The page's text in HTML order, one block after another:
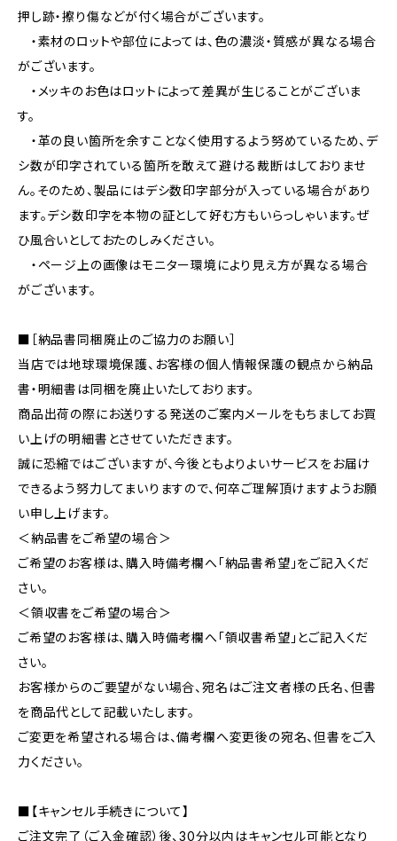
押し跡・擦り傷などが付く場合がございます。
・素材のロットや部位によっては、色の濃淡・質感が異なる場合
がございます。
・メッキのお色はロットによって差異が生じることがございま
す。
・革の良い箇所を余すことなく使用するよう努めているため、デ
シ数が印字されている箇所を敢えて避ける裁断はしておりませ
ん。そのため、製品にはデシ数印字部分が入っている場合があり
ます。デシ数印字を本物の証として好む方もいらっしゃいます。ぜ
ひ風合いとしておたのしみください。
・ページ上の画像はモニター環境により見え方が異なる場合
がございます。
■［納品書同梱廃止のご協力のお願い］
当店では地球環境保護、お客様の個人情報保護の観点から納品
書・明細書は同梱を廃止いたしております。
商品出荷の際にお送りする発送のご案内メールをもちましてお買
い上げの明細書とさせていただきます。
誠に恐縮ではございますが、今後ともよりよいサービスをお届け
できるよう努力してまいりますので、何卒ご理解頂けますようお願
い申し上げます。
＜納品書をご希望の場合＞
ご希望のお客様は、購入時備考欄へ「納品書希望」をご記入くだ
さい。
＜領収書をご希望の場合＞
ご希望のお客様は、購入時備考欄へ「領収書希望」とご記入くだ
さい。
お客様からのご要望がない場合、宛名はご注文者様の氏名、但書
を商品代として記載いたします。
ご変更を希望される場合は、備考欄へ変更後の宛名、但書をご入
力ください。
■【キャンセル手続きについて】
ご注文完了（ご入金確認）後、30分以内はキャンセル可能となり